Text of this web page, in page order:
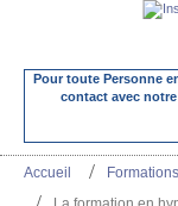
Pour toute Personne
contact avec
Accueil
Formations